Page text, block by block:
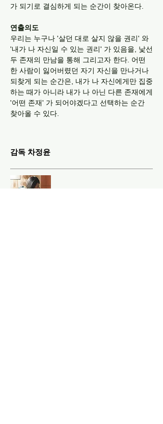
가 되기로 결심하게 되는 순간이 찾아온다.
연출의도
우리는 누구나 '살던 대로 살지 않을 권리' 와
'내가 나 자신일 수 있는 권리' 가 있음을, 낯선
두 존재의 만남을 통해 그리고자 한다. 어떤
한 사람이 잃어버렸던 자기 자신을 만나거나
되찾게 되는 순간은, 내가 나 자신에게만 집중
하는 때가 아니라 내가 나 아닌 다른 존재에게
'어떤 존재' 가 되어야겠다고 선택하는 순간
찾아올 수 있다.
감독 차정윤